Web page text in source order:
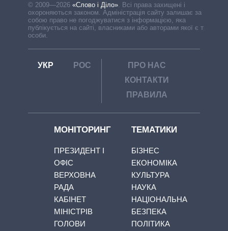
© 2009—2026 «Слово і Діло» Всі права захищені і
охороняються законом. Адміністрація сайту залишає за
собою право не погоджуватися з інформацією, яка
публікується на сайті, власниками або авторами якої є треті
особи.
УКР РОС
ПРО НАС
КОНТАКТИ
ПРАВИЛА
МОНІТОРИНГ
ПРЕЗИДЕНТ І
ОФІС
ВЕРХОВНА
РАДА
КАБІНЕТ
МІНІСТРІВ
ГОЛОВИ
ТЕМАТИКИ
БІЗНЕС
ЕКОНОМІКА
КУЛЬТУРА
НАУКА
НАЦІОНАЛЬНА
БЕЗПЕКА
ПОЛІТИКА